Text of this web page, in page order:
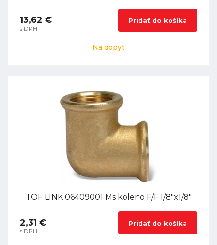
13,62 €
s DPH
Pridať do košíka
Na dopyt
TOF LINK 06409001 Ms koleno F/F 1/8"x1/8"
2,31 €
s DPH
Pridať do košíka